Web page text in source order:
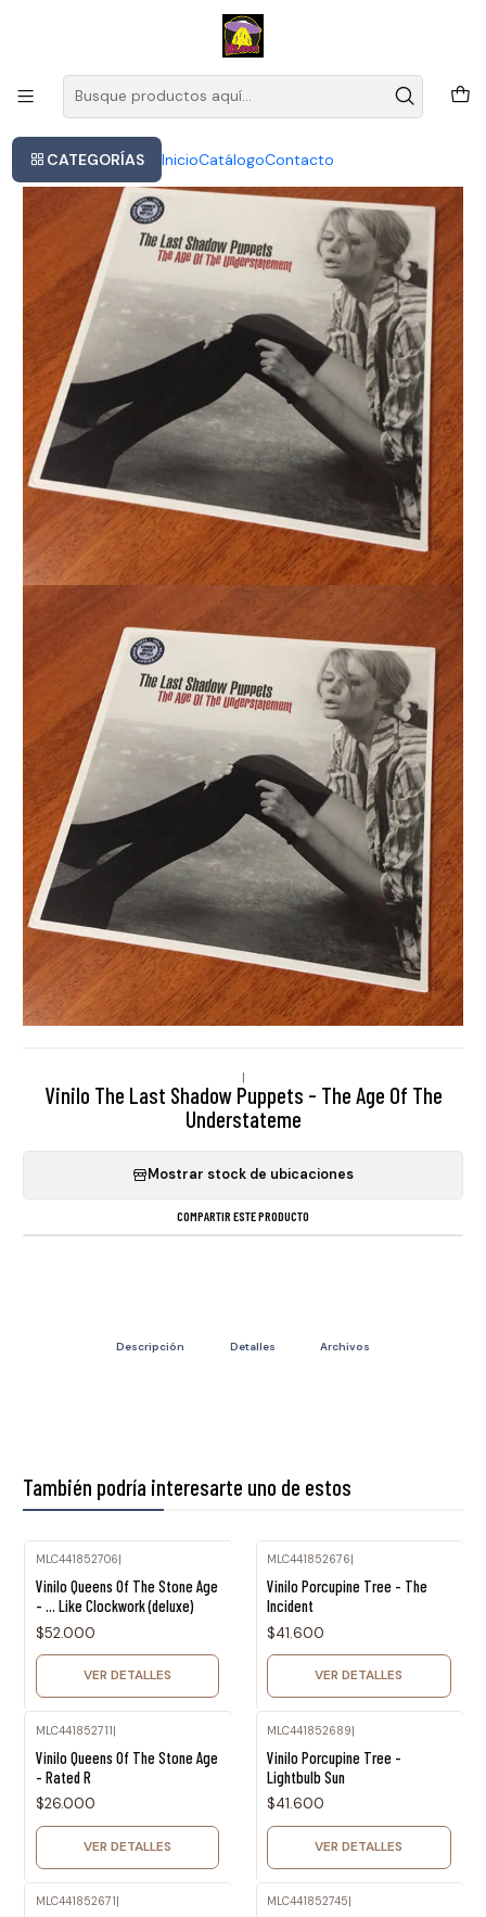
CATEGORÍAS InicioCatálogoContacto
Este es el texto del slide
Vinilo The Last Shadow Puppets - The Age Of The Understateme
|
Vinilo The Last Shadow Puppets - The Age Of The
Understateme
Mostrar stock de ubicaciones
COMPARTIR ESTE PRODUCTO
Descripción Detalles Archivos
También podría interesarte uno de estos
MLC441852706|
Vinilo Queens Of The Stone Age
- ... Like Clockwork (deluxe)
$52.000
VER DETALLES
MLC441852676|
Vinilo Porcupine Tree - The
Incident
$41.600
VER DETALLES
MLC441852711|
Vinilo Queens Of The Stone Age
- Rated R
$26.000
VER DETALLES
MLC441852689|
Vinilo Porcupine Tree -
Lightbulb Sun
$41.600
VER DETALLES
MLC441852671 MLC441852745